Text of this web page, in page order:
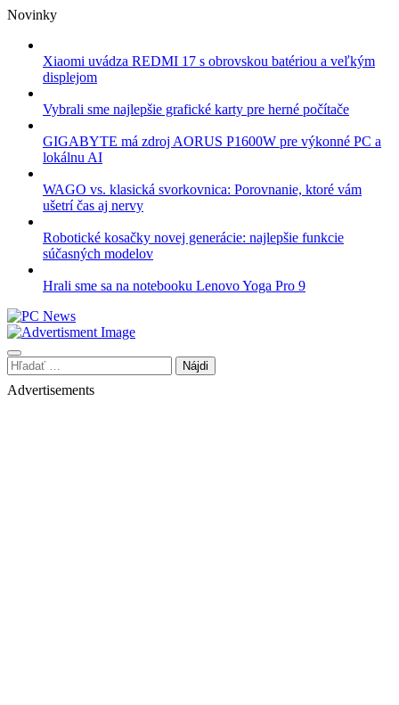
Skip
content
Novinky
Xiaomi uvádza REDMI 17 s obrovskou batériou a veľkým
displejom
Vybrali sme najlepšie grafické karty pre herné počítače
GIGABYTE má zdroj AORUS P1600W pre výkonné PC a
lokálnu AI
WAGO vs. klasická svorkovnica: Porovnanie, ktoré vám
ušetrí čas aj nervy
Robotické kosačky novej generácie: najlepšie funkcie
súčasných modelov
Hrali sme sa na notebooku Lenovo Yoga Pro 9
Hľadať:
Advertisements